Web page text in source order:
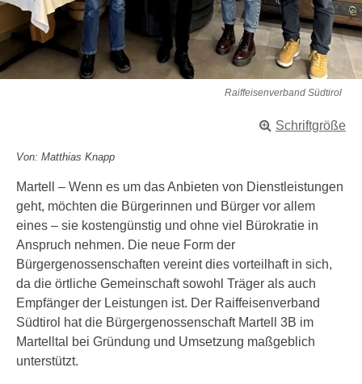
Raiffeisenverband Südtirol
Schriftgröße
Von: Matthias Knapp
Martell – Wenn es um das Anbieten von Dienstleistungen
geht, möchten die Bürgerinnen und Bürger vor allem
eines – sie kostengünstig und ohne viel Bürokratie in
Anspruch nehmen. Die neue Form der
Bürgergenossenschaften vereint dies vorteilhaft in sich,
da die örtliche Gemeinschaft sowohl Träger als auch
Empfänger der Leistungen ist. Der Raiffeisenverband
Südtirol hat die Bürgergenossenschaft Martell 3B im
Martelltal bei Gründung und Umsetzung maßgeblich
unterstützt.